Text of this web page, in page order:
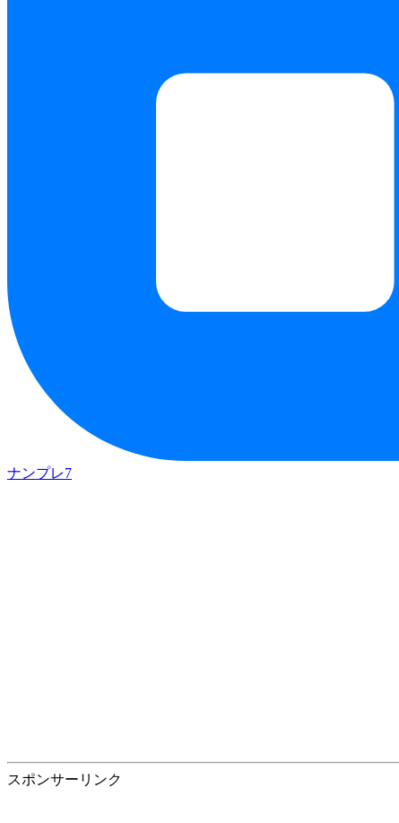
ナンプレ7
スポンサーリンク